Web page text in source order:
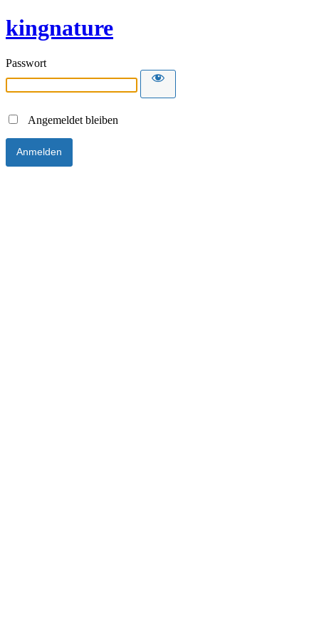
kingnature
Passwort
Angemeldet bleiben